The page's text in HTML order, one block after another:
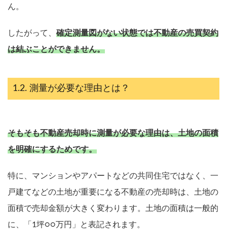
ん。
したがって、 確定測量図がない状態では不動産の売買契約
は結ぶことができません。
測量が必要な理由とは？
そもそも不動産売却時に測量が必要な理由は、土地の面積
を明確にするためです。
特に、マンションやアパートなどの共同住宅ではなく、一
戸建てなどの土地が重要になる不動産の売却時は、土地の
面積で売却金額が大きく変わります。土地の面積は一般的
に、「1坪○○万円」と表記されます。